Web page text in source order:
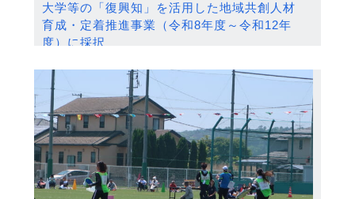
大学等の「復興知」を活用した地域共創人材
育成・定着推進事業（令和8年度～令和12年
度）に採択